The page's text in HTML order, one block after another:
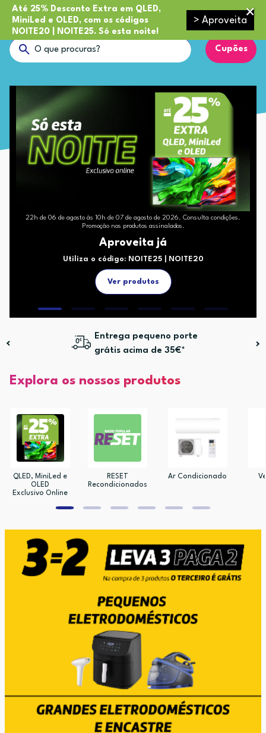
Até 25% Desconto Extra em QLED,
MiniLed e OLED, com os códigos
NOITE20 | NOITE25. Só esta noite!
> Aproveita
Cupões
22h de 06 de agosto às 10h de 07 de agosto de 2026. Consulta condições.
Promoção nos produtos assinalados.
Aproveita já
Utiliza o código: NOITE25 | NOITE20
Ver produtos
Entrega pequeno porte
grátis acima de 35€*
Explora os nossos produtos
QLED, MiniLed e
OLED
Exclusivo Online
RESET
Recondicionados
Ar Condicionado